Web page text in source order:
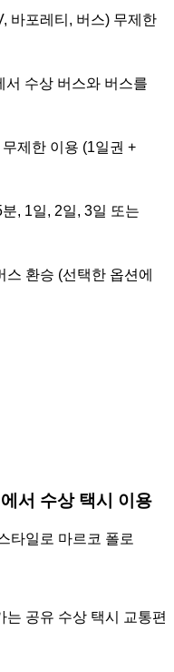
바포레티, 버스) 무제한
서 수상 버스와 버스를
제한 이용 (1일권 +
, 1일, 2일, 3일 또는
환승 (선택한 옵션에
서 수상 택시 이용
타일로 마르코 폴로
공유 수상 택시 교통편